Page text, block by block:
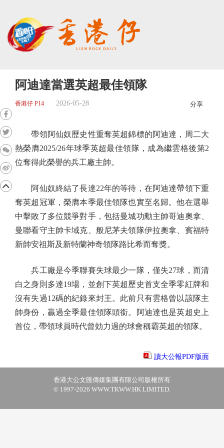
阿迪達當選英超最佳領隊
香港仔 P14 2026-05-28 分享
帶領阿仙奴歷史性重奪英超錦標的阿迪達，周二大
熱榮膺2025/26年球季英超最佳領隊，成為繼雲格後第2
位奪得此榮譽的兵工廠主帥。
阿仙奴終結了長達22年的等待，在阿迪達帶領下重
奪英超冠軍，榮膺本季最佳領隊也實至名歸。他在選舉
中擊敗了多位競爭對手，包括曼城功勳主帥哥迪奧拿、
曼聯看守主帥卡域克、般尼茅夫領隊伊拉奧拿、賓福特
新帥安祖斯及新特蘭神奇領隊路比希而奪獎。
兵工廠是今季聯賽失球最少一隊，僅失27球，而清
白之身則多達19場，並創下英超歷史首支全季零紅牌和
沒有失過12碼的紀錄來封王。此前只有雲格曾以該隊主
帥身份，贏過全季最佳領隊頭銜。阿迪達也是英超史上
首位，帶領球員時代曾効力過的球會稱霸英超的領隊。
讀大公報PDF版面
香港大公文匯傳媒集團有限公司版權所有
© 1997-2026 WWW.TKWW.HK LIMITED.